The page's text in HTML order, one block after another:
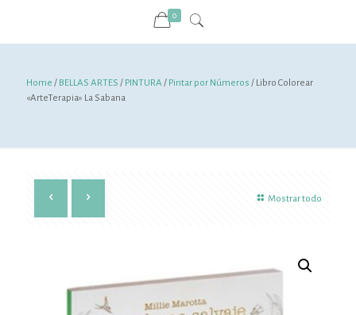
0
Home / BELLAS ARTES / PINTURA / Pintar por Números / Libro Colorear
«ArteTerapia» La Sabana
Mostrar todo